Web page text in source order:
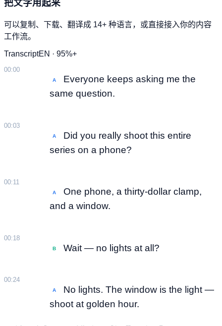
把文字用起来
可以复制、下载、翻译成 14+ 种语言，或直接接入你的内容
工作流。
TranscriptEN · 95%+
00:00
A
Everyone keeps asking me the
same question.
00:03
A
Did you really shoot this entire
series on a phone?
00:11
A
One phone, a thirty-dollar clamp,
and a window.
00:18
B Wait — no lights at all?
00:24
A
No lights. The window is the light —
shoot at golden hour.